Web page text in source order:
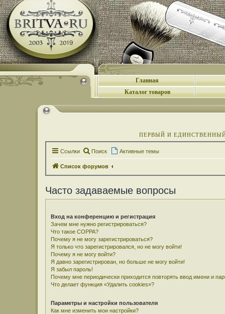
Главная
Каталог товаров
ПЕРВЫЙ И
Ссылки Поиск Активные темы
Список форумов
Часто задаваемые вопросы
Вход на конференцию и регистрация
Зачем мне нужно регистрироваться?
Что такое COPPA?
Почему я не могу зарегистрироваться?
Я только что зарегистрировался, но не могу войти!
Почему я не могу войти?
Я давно зарегистрирован, но больше не могу войти!
Я забыл пароль!
Почему мне периодически приходится повторять ввод имени и
Что делает функция «Удалить cookies»?
Параметры и настройки пользователя
Как мне изменить мои настройки?